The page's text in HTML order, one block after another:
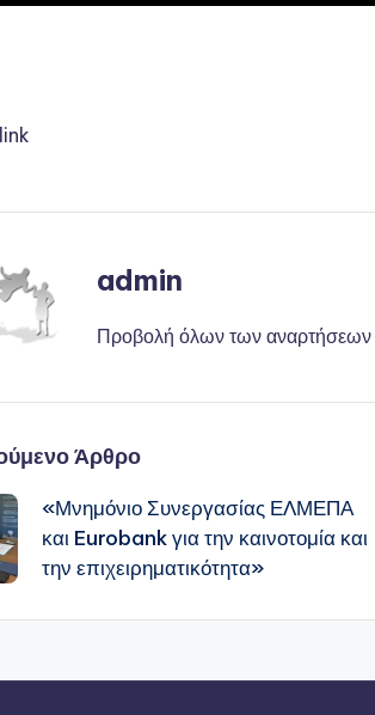
admin
Προβολή όλων των αναρτήσεων
Άρθρο
«Μνημόνιο Συνεργασίας ΕΛΜΕΠΑ
και Eurobank για την καινοτομία και
την επιχειρηματικότητα»